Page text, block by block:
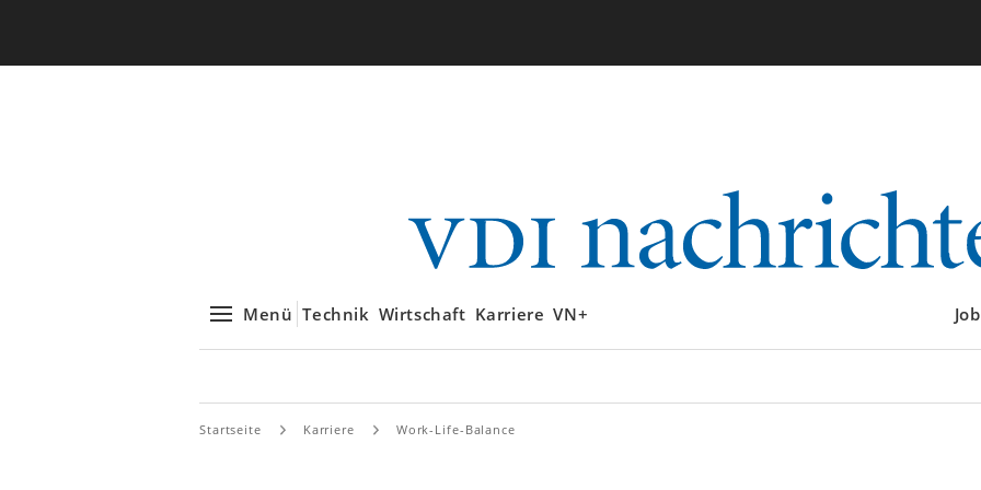
Menü Technik Wirtschaft Karriere VN+
Startseite Karriere Work-Life-Balance